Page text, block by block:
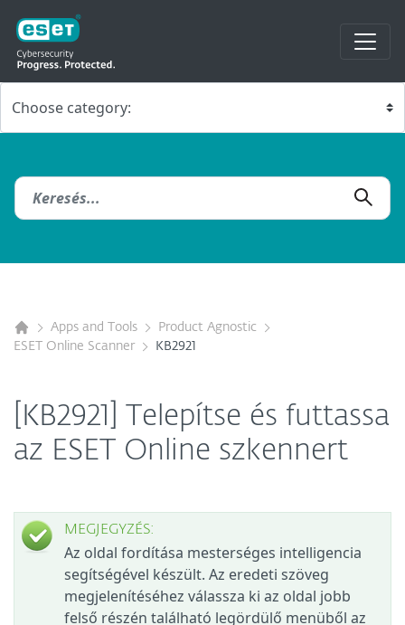
Apps and Tools
Product Agnostic
ESET Online Scanner
KB2921
[KB2921] Telepítse és futtassa
az ESET Online szkennert
MEGJEGYZÉS:
Az oldal fordítása mesterséges intelligencia
segítségével készült. Az eredeti szöveg
megjelenítéséhez válassza ki az oldal jobb
felső részén található legördülő menüből az